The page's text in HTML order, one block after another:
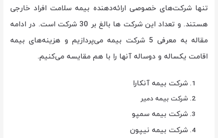
تنها شرکت‌های خصوصی ارائه‌دهنده بیمه سلامت افراد خارجی
هستند. و تعداد این شرکت ها بالغ بر 30 شرکت است. در ادامه
مقاله به معرفی 5 شرکت بیمه می‌پردازیم و هزینه‌های بیمه
اقامت یکساله و دوساله آنها را با هم مقایسه می‌کنیم.
شرکت بیمه آنکارا
شرکت بیمه دمیر
شرکت بیمه سمپو
شرکت بیمه نیپون